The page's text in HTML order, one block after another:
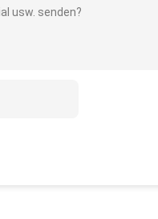
usw. senden?